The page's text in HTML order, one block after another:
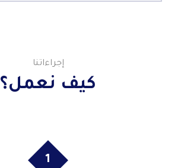
إجراءاتنا
كيف نعمل؟
1